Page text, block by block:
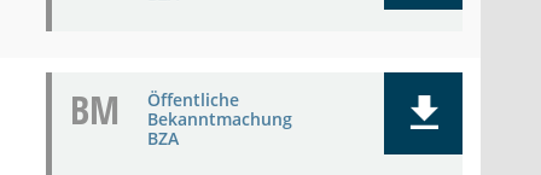
BM
Öffentliche
Bekanntmachung
BZA